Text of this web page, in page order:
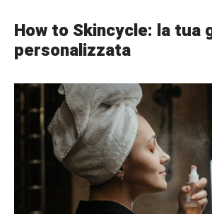
How to Skincycle: la tua
personalizzata